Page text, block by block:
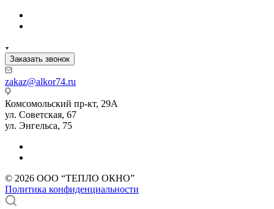
Заказать звонок
zakaz@alkor74.ru
Комсомольский пр-кт, 29А
ул. Советская, 67
ул. Энгельса, 75
© 2026 ООО “ТЕПЛО ОКНО”
Политика конфиденциальности